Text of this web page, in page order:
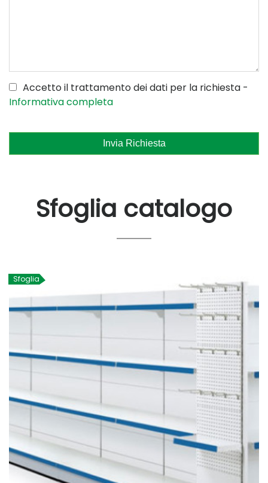
Accetto il trattamento dei dati per la richiesta -
Informativa completa
Invia Richiesta
Sfoglia catalogo
Sfoglia